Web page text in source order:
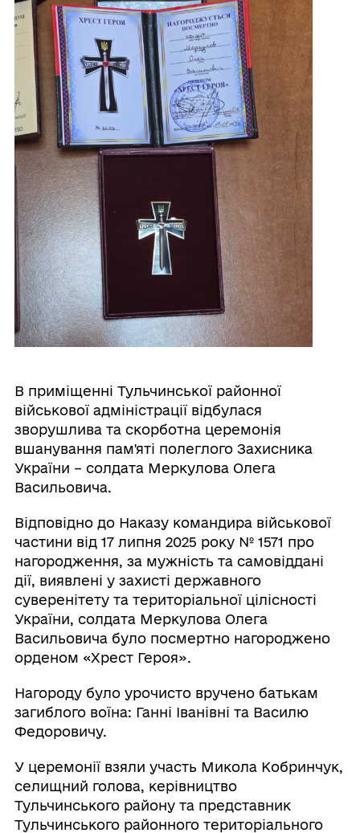
В приміщенні Тульчинської районної
військової адміністрації відбулася
зворушлива та скорботна церемонія
вшанування пам'яті полеглого Захисника
України – солдата Меркулова Олега
Васильовича.
Відповідно до Наказу командира військової
частини від 17 липня 2025 року № 1571 про
нагородження, за мужність та самовіддані
дії, виявлені у захисті державного
суверенітету та територіальної цілісності
України, солдата Меркулова Олега
Васильовича було посмертно нагороджено
орденом «Хрест Героя».
Нагороду було урочисто вручено батькам
загиблого воїна: Ганні Іванівні та Василю
Федоровичу.
У церемонії взяли участь Микола Кобринчук,
селищний голова, керівництво
Тульчинського району та представник
Тульчинського районного територіального